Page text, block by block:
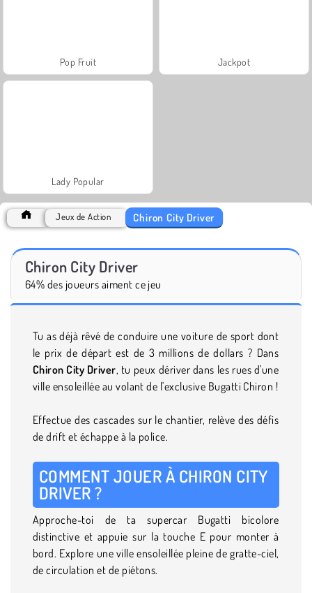
Pop Fruit Jackpot
Lady Popular
Jeux de Action Chiron City Driver
Chiron City Driver
64% des joueurs aiment ce jeu
Tu as déjà rêvé de conduire une voiture de sport dont
le prix de départ est de 3 millions de dollars ? Dans
Chiron City Driver, tu peux dériver dans les rues d'une
ville ensoleillée au volant de l'exclusive Bugatti Chiron !
Effectue des cascades sur le chantier, relève des défis
de drift et échappe à la police.
COMMENT JOUER À CHIRON CITY
DRIVER ?
Approche-toi de ta supercar Bugatti bicolore
distinctive et appuie sur la touche E pour monter à
bord. Explore une ville ensoleillée pleine de gratte-ciel,
de circulation et de piétons.